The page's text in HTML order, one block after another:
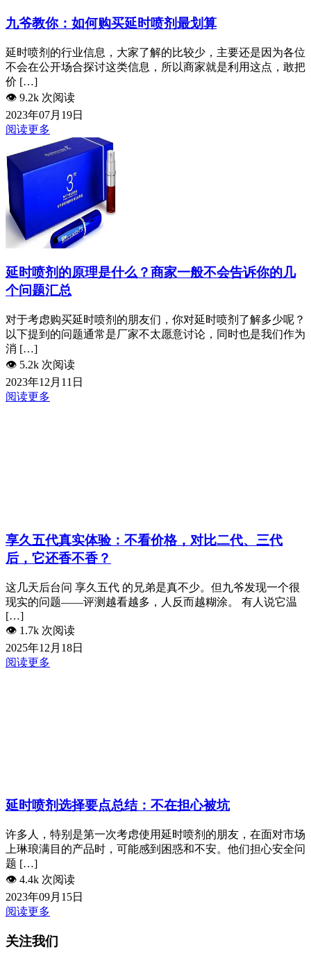
九爷教你：如何购买延时喷剂最划算
延时喷剂的行业信息，大家了解的比较少，主要还是因为各位
不会在公开场合探讨这类信息，所以商家就是利用这点，敢把
价 […]
👁️ 9.2k 次阅读
2023年07月19日
阅读更多
延时喷剂的原理是什么？商家一般不会告诉你的几
个问题汇总
对于考虑购买延时喷剂的朋友们，你对延时喷剂了解多少呢？
以下提到的问题通常是厂家不太愿意讨论，同时也是我们作为
消 […]
👁️ 5.2k 次阅读
2023年12月11日
阅读更多
享久五代真实体验：不看价格，对比二代、三代
后，它还香不香？
这几天后台问 享久五代 的兄弟是真不少。但九爷发现一个很
现实的问题——评测越看越多，人反而越糊涂。 有人说它温
[…]
👁️ 1.7k 次阅读
2025年12月18日
阅读更多
延时喷剂选择要点总结：不在担心被坑
许多人，特别是第一次考虑使用延时喷剂的朋友，在面对市场
上琳琅满目的产品时，可能感到困惑和不安。他们担心安全问
题 […]
👁️ 4.4k 次阅读
2023年09月15日
阅读更多
关注我们